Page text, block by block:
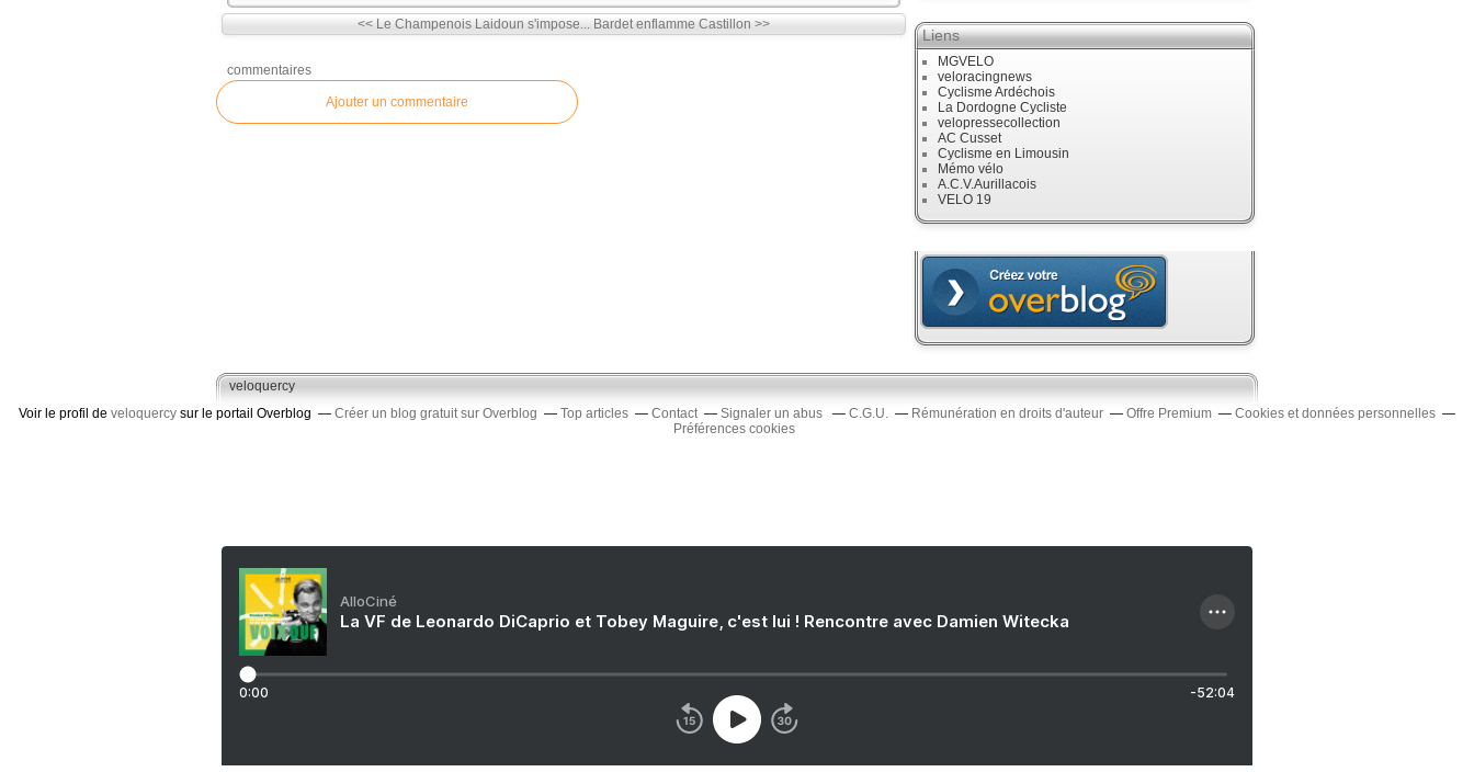
<< Le Champenois Laidoun s'impose... Bardet enflamme Castillon >>
commentaires
Ajouter un commentaire
Liens
MGVELO
veloracingnews
Cyclisme Ardéchois
La Dordogne Cycliste
velopressecollection
AC Cusset
Cyclisme en Limousin
Mémo vélo
A.C.V.Aurillacois
VELO 19
veloquercy
Voir le profil de veloquercy sur le portail Overblog Créer un blog gratuit sur Overblog Top articles Contact Signaler un abus C.G.U. Rémunération en droits d'auteur Offre Premium
Cookies et données personnelles
Préférences cookies
AlloCiné
La VF de Leonardo DiCaprio et Tobey Maguire, c'est lui ! Rencontre avec Damien Witecka
0:00 -52:04